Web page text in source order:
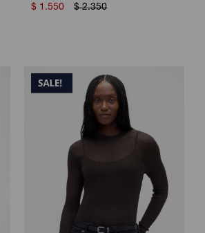
$ 1.550 $ 2.350